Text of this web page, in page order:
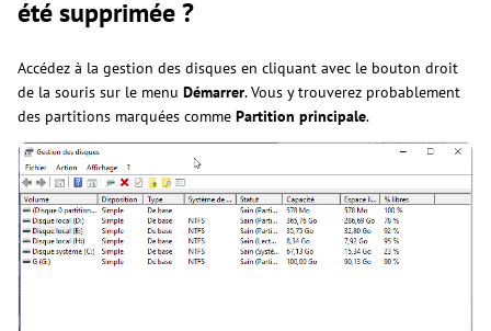
été supprimée ?
Accédez à la gestion des disques en cliquant avec le bouton droit
de la souris sur le menu Démarrer. Vous y trouverez probablement
des partitions marquées comme Partition principale.